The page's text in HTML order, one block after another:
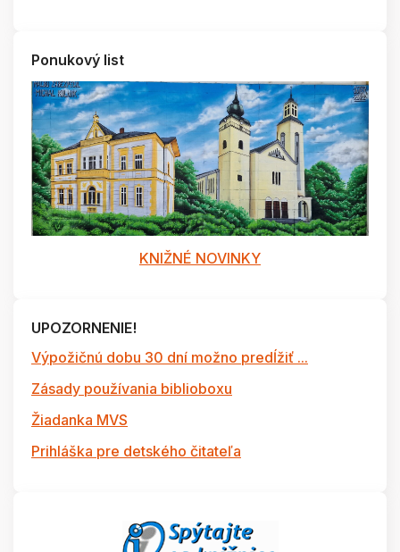
Ponukový list
KNIŽNÉ NOVINKY
UPOZORNENIE!
Výpožičnú dobu 30 dní možno predĺžiť ...
Zásady používania biblioboxu
Žiadanka MVS
Prihláška pre detského čitateľa